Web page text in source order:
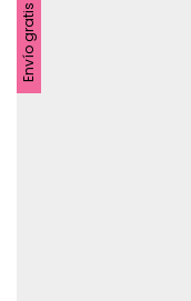
Envío gratis